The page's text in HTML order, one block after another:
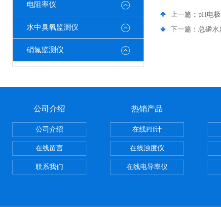
电阻率仪
水中臭氧监测仪
硝氮监测仪
上一篇： pH电
下一篇： 总磷水
公司介绍
公司介绍
在线留言
联系我们
热销产品
在线PH计
在线浊度仪
在线电导率仪